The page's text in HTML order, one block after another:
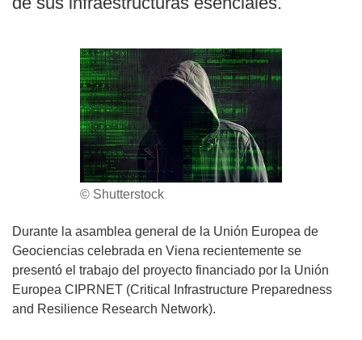
© Shutterstock
Durante la asamblea general de la Unión Europea de
Geociencias celebrada en Viena recientemente se
presentó el trabajo del proyecto financiado por la Unión
Europea CIPRNET (Critical Infrastructure Preparedness
and Resilience Research Network).